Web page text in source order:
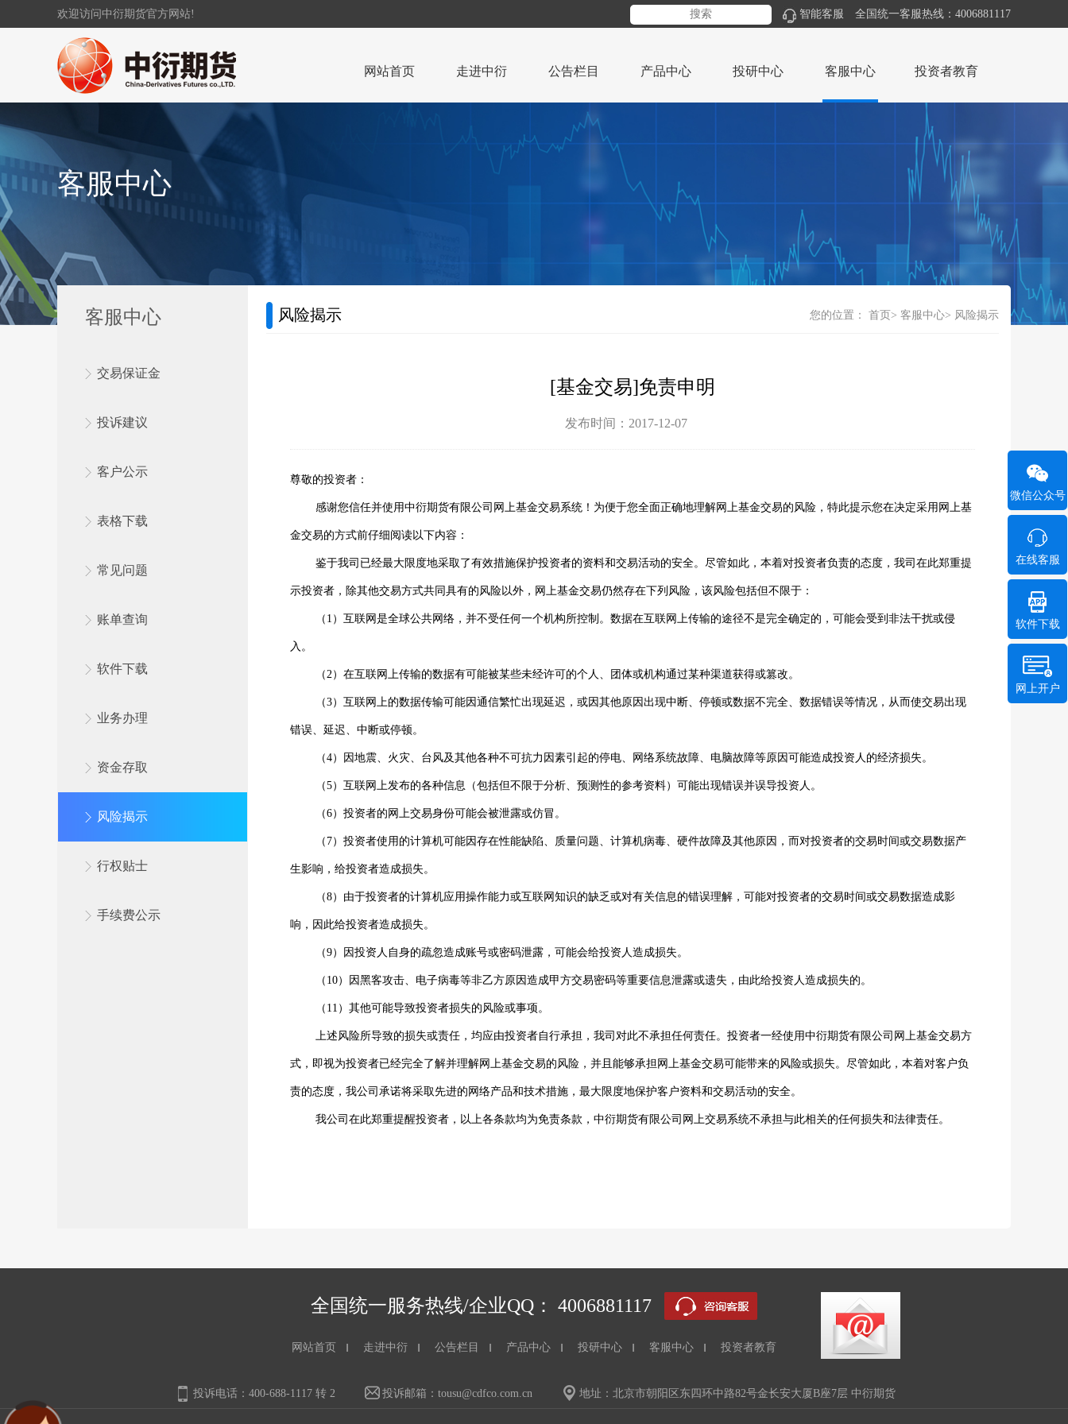
欢迎访问中衍期货官方网站! 智能客服 全国统一客服热线：4006881117
网站首页 走进中衍 公告栏目 产品中心 投研中心 客服中心 投资者教育
客服中心
客服中心
交易保证金
投诉建议
客户公示
表格下载
常见问题
账单查询
软件下载
业务办理
资金存取
风险揭示
行权贴士
手续费公示
风险揭示 您的位置： 首页 客服中心 风险揭示
[基金交易]免责申明
发布时间：2017-12-07
尊敬的投资者：
感谢您信任并使用中衍期货有限公司网上基金交易系统！为便于您全面正确地理解网上基金交易的风险，特此提示您在决定采用网上基
金交易的方式前仔细阅读以下内容：
鉴于我司已经最大限度地采取了有效措施保护投资者的资料和交易活动的安全。尽管如此，本着对投资者负责的态度，我司在此郑重提
示投资者，除其他交易方式共同具有的风险以外，网上基金交易仍然存在下列风险，该风险包括但不限于：
（1）互联网是全球公共网络，并不受任何一个机构所控制。数据在互联网上传输的途径不是完全确定的，可能会受到非法干扰或侵
入。
（2）在互联网上传输的数据有可能被某些未经许可的个人、团体或机构通过某种渠道获得或篡改。
（3）互联网上的数据传输可能因通信繁忙出现延迟，或因其他原因出现中断、停顿或数据不完全、数据错误等情况，从而使交易出现
错误、延迟、中断或停顿。
（4）因地震、火灾、台风及其他各种不可抗力因素引起的停电、网络系统故障、电脑故障等原因可能造成投资人的经济损失。
（5）互联网上发布的各种信息（包括但不限于分析、预测性的参考资料）可能出现错误并误导投资人。
（6）投资者的网上交易身份可能会被泄露或仿冒。
（7）投资者使用的计算机可能因存在性能缺陷、质量问题、计算机病毒、硬件故障及其他原因，而对投资者的交易时间或交易数据产
生影响，给投资者造成损失。
（8）由于投资者的计算机应用操作能力或互联网知识的缺乏或对有关信息的错误理解，可能对投资者的交易时间或交易数据造成影
响，因此给投资者造成损失。
（9）因投资人自身的疏忽造成账号或密码泄露，可能会给投资人造成损失。
（10）因黑客攻击、电子病毒等非乙方原因造成甲方交易密码等重要信息泄露或遗失，由此给投资人造成损失的。
（11）其他可能导致投资者损失的风险或事项。
上述风险所导致的损失或责任，均应由投资者自行承担，我司对此不承担任何责任。投资者一经使用中衍期货有限公司网上基金交易方
式，即视为投资者已经完全了解并理解网上基金交易的风险，并且能够承担网上基金交易可能带来的风险或损失。尽管如此，本着对客户负
责的态度，我公司承诺将采取先进的网络产品和技术措施，最大限度地保护客户资料和交易活动的安全。
我公司在此郑重提醒投资者，以上各条款均为免责条款，中衍期货有限公司网上交易系统不承担与此相关的任何损失和法律责任。
全国统一服务热线/企业QQ： 4006881117
网站首页 走进中衍 公告栏目 产品中心 投研中心 客服中心 投资者教育
投诉电话：400-688-1117 转 2 投诉邮箱：tousu@cdfco.com.cn 地址：北京市朝阳区东四环中路82号金长安大厦B座7层 中衍期货
微信公众号
在线客服
软件下载
网上开户